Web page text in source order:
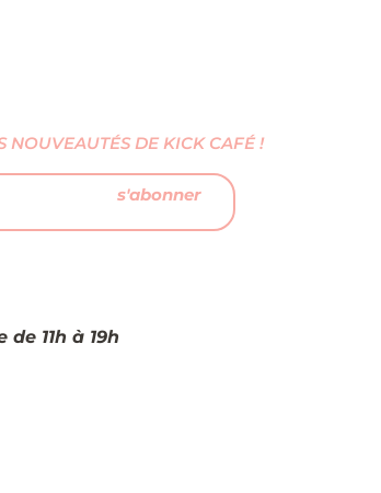
NOUVEAUTÉS DE KICK CAFÉ !
s'abonner
11h à 19h​